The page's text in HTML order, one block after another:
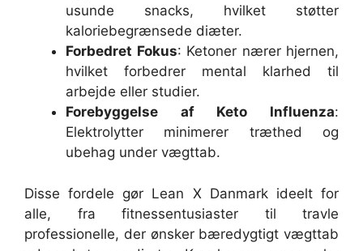
usunde snacks, hvilket støtter
kaloriebegrænsede diæter.
Forbedret Fokus: Ketoner nærer hjernen,
hvilket forbedrer mental klarhed til
arbejde eller studier.
Forebyggelse af Keto Influenza:
Elektrolytter minimerer træthed og
ubehag under vægttab.
Disse fordele gør Lean X Danmark ideelt for
alle, fra fitnessentusiaster til travle
professionelle, der ønsker bæredygtigt vægttab